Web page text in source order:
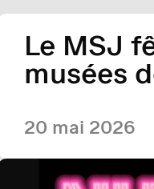
Le MSJ
musées
20 mai 2026